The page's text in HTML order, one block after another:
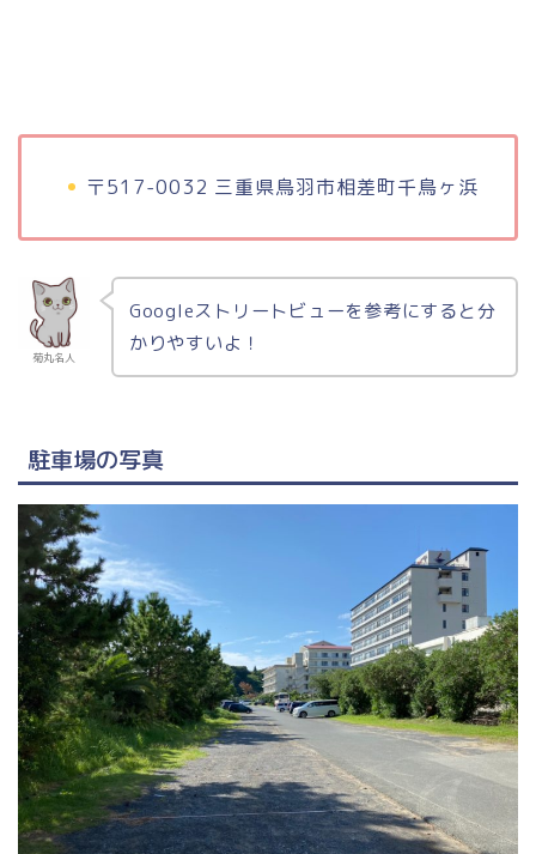
〒517-0032 三重県鳥羽市相差町千鳥ヶ浜
菊丸名人
Googleストリートビューを参考にすると分
かりやすいよ！
駐車場の写真